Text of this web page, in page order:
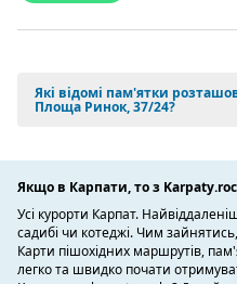
Які відомі пам'ятки
Площа Ринок, 37/24?
Якщо в Карпати, то з
Усі курорти Карпат.
садибі чи котеджі. Чим
Карти пішохідних маршрутів,
легко та швидко почати